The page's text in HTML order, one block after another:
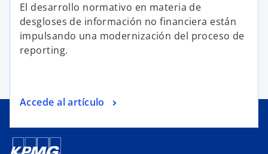
El desarrollo normativo en materia de
desgloses de información no financiera están
impulsando una modernización del proceso de
reporting.
Accede al artículo